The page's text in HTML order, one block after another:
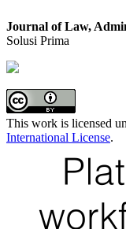
Journal of Law,
Solusi Prima
This work is licensed
International License.